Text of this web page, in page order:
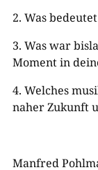
2. Was
3. Was war
Moment in
4. Welches
naher Zukunft
Manfred